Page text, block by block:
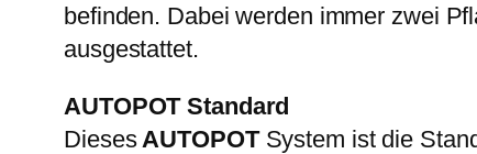
befinden. Dabei werden immer zwei
ausgestattet.
AUTOPOT Standard
DiesesAUTOPOT System ist die